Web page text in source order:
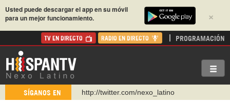
×
Usted puede descargar el app en su móvil
para un mejor funcionamiento.
TV EN DIRECTO RADIO EN DIRECTO PROGRAMACIÓN
SÍGANOS EN
http://twitter.com/nexo_latino